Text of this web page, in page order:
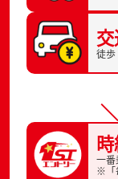
徒歩
一番
※「